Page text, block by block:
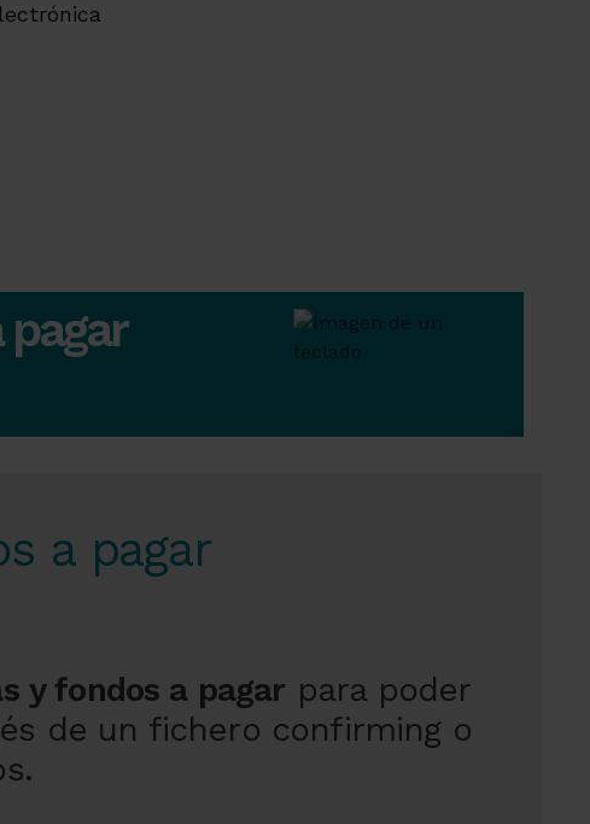
a pagar
y fondos a pagar para poder
de un fichero confirming o